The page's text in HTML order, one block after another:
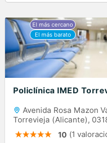
Policlínica IMED
Avenida Rosa Mazon
Torrevieja (Alicante),
10 (1